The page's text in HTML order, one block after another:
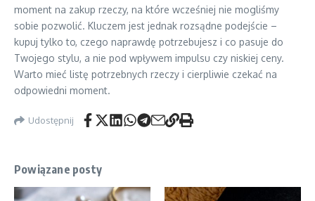
moment na zakup rzeczy, na które wcześniej nie mogliśmy
sobie pozwolić. Kluczem jest jednak rozsądne podejście –
kupuj tylko to, czego naprawdę potrzebujesz i co pasuje do
Twojego stylu, a nie pod wpływem impulsu czy niskiej ceny.
Warto mieć listę potrzebnych rzeczy i cierpliwie czekać na
odpowiedni moment.
Udostępnij
Powiązane posty